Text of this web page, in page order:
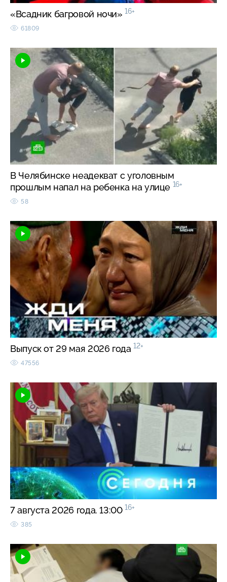
«Всадник багровой ночи» 16+
61809
В Челябинске неадекват с уголовным
прошлым напал на ребенка на улице 16+
58
Выпуск от 29 мая 2026 года 12+
47556
7 августа 2026 года. 13:00 16+
385